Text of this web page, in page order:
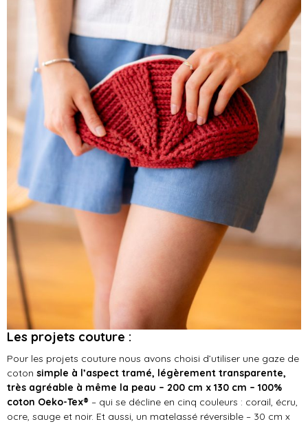
Les projets couture :
Pour les projets couture nous avons choisi d’utiliser une gaze de
coton simple à l’aspect tramé, légèrement transparente,
très agréable à même la peau – 200 cm x 130 cm – 100%
coton Oeko-Tex® – qui se décline en cinq couleurs : corail, écru,
ocre, sauge et noir. Et aussi, un matelassé réversible – 30 cm x